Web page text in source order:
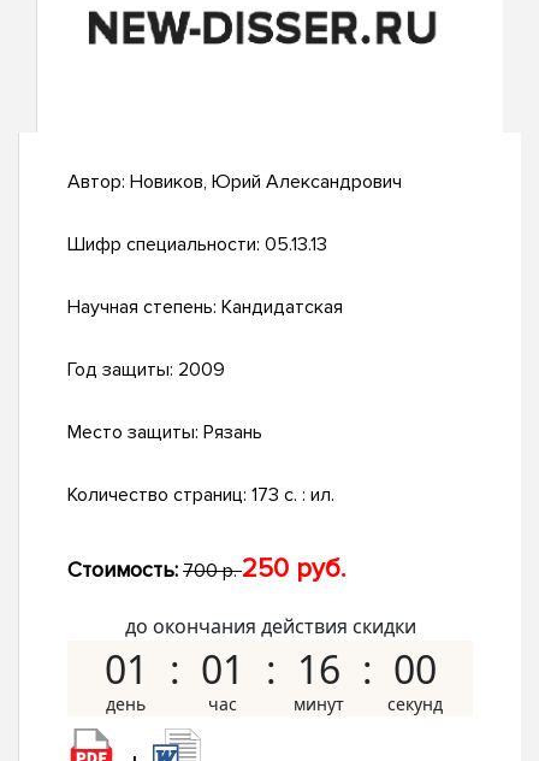
Автор: Новиков, Юрий Александрович
Шифр специальности: 05.13.13
Научная степень: Кандидатская
Год защиты: 2009
Место защиты: Рязань
Количество страниц: 173 с. : ил.
Стоимость: 700 р.250 руб.
до окончания действия скидки
01 01 15 59